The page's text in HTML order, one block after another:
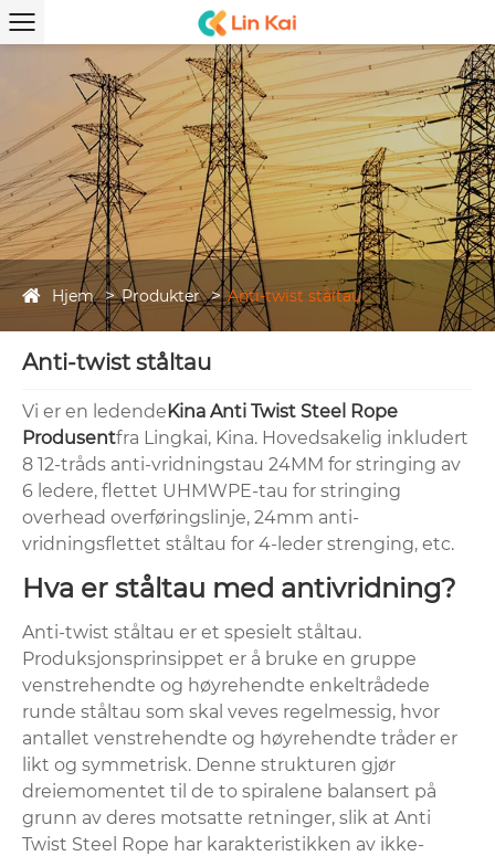
Hjem Produkter Anti-twist ståltau
Anti-twist ståltau
Vi er en ledendeKina Anti Twist Steel Rope
Produsentfra Lingkai, Kina. Hovedsakelig inkludert
8 12-tråds anti-vridningstau 24MM for stringing av
6 ledere, flettet UHMWPE-tau for stringing
overhead overføringslinje, 24mm anti-
vridningsflettet ståltau for 4-leder strenging, etc.
Hva er ståltau med antivridning?
Anti-twist ståltau‌ er et spesielt ståltau.
Produksjonsprinsippet er å bruke en gruppe
venstrehendte og høyrehendte enkeltrådede
runde ståltau som skal veves regelmessig, hvor
antallet venstrehendte og høyrehendte tråder er
likt og symmetrisk. Denne strukturen gjør
dreiemomentet til de to spiralene balansert på
grunn av deres motsatte retninger, slik at Anti
Twist Steel Rope har karakteristikken av ikke-